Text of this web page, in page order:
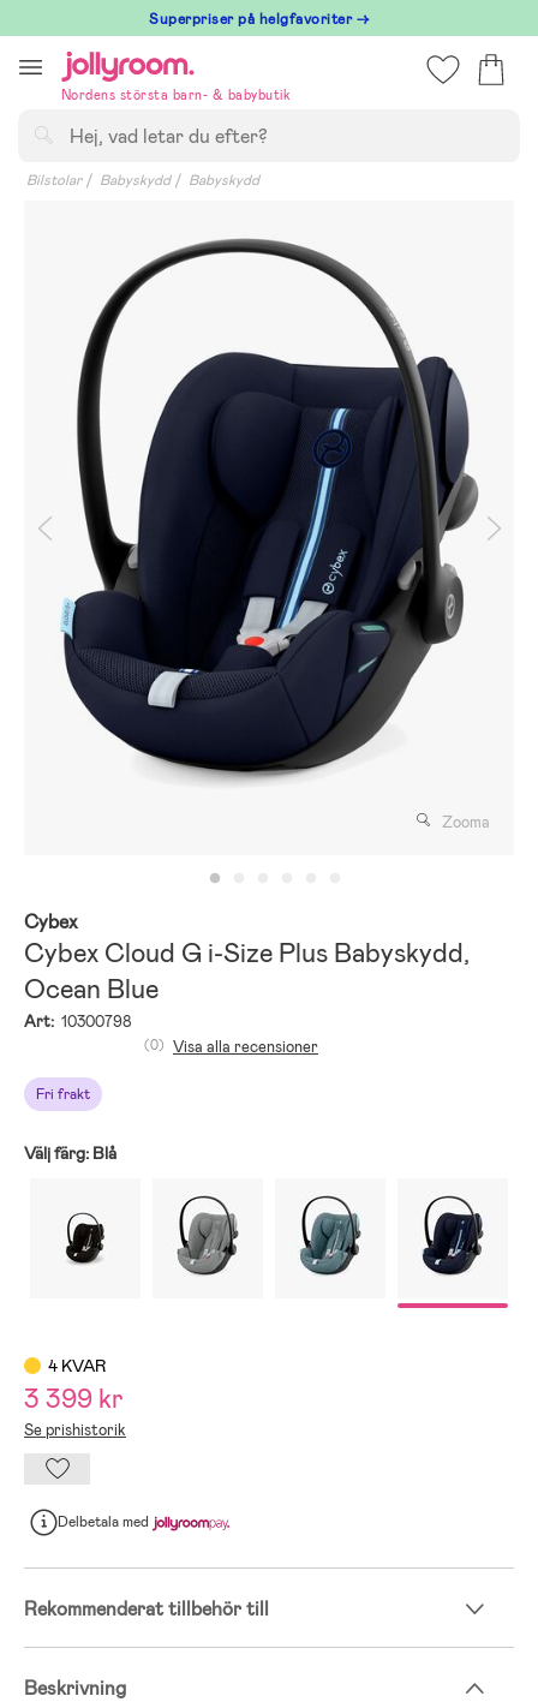
till
innehållet
Superpriser på helgfavoriter →
Nordens största barn- & babybutik
Bilstolar Babyskydd Babyskydd
Zooma
Cybex
Cybex Cloud G i-Size Plus Babyskydd,
Ocean Blue
Art: 10300798
Fri frakt
(0) Visa alla recensioner
Välj färg: Blå
4 KVAR
3 399 kr
Se prishistorik
Delbetalamed
Rekommenderat tillbehör till
Beskrivning